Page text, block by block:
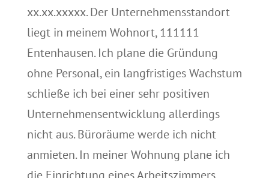
xx.xx.xxxxx. Der Unternehmensstandort
liegt in meinem Wohnort, 111111
Entenhausen. Ich plane die Gründung
ohne Personal, ein langfristiges Wachstum
schließe ich bei einer sehr positiven
Unternehmensentwicklung allerdings
nicht aus. Büroräume werde ich nicht
anmieten. In meiner Wohnung plane ich